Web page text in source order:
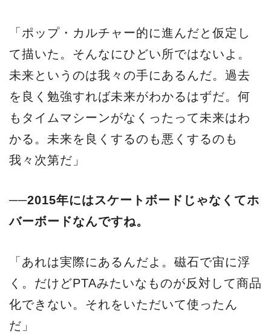
「ポップ・カルチャー的に進んだと仮定し
て描いた。そんなにひどい所ではないよ。
未来というのは我々の手にあるんだ。過去
を良く勉強すれば未来がわかるはずだ。何
もタイムマシーンがなくったって未来はわ
かる。未来を良くするのも悪くするのも
我々次第だ」
──2015年にはスケートボードじゃなくてホ
バーボードなんですね。
「あれは実際にあるんだよ。磁石で宙に浮
く。だけどPTAみたいなものが反対して商品
化できない。それをいただいて使ったん
だ」